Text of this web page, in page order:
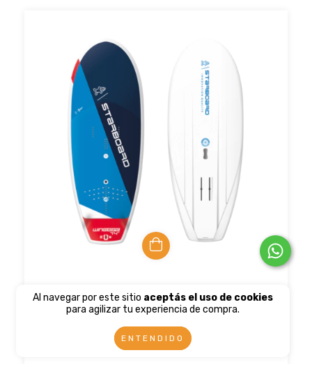
Al navegar por este sitio aceptás el uso de cookies
para agilizar tu experiencia de compra.
ENTENDIDO
Tabla Wing Starboard Wingboard Lite Tech
$910.44 USD
conTransferencia o deposito